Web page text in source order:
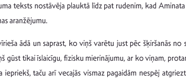
teksts nostāvēja plauktā līdz pat rudenim, kad
aranžējumu.
ādā un saprast, ko viņš varētu just pēc šķiršanās no
gūst tikai īslaicīgu, fizisku mierinājumu, ar ko viņam,
taču arī vecajās vismaz pagaidām nespēj